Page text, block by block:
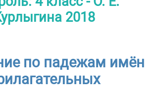
2018
по падежам имён